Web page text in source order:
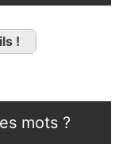
!
mots ?